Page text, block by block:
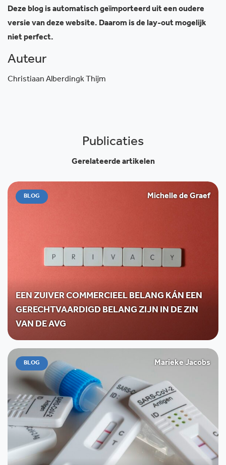
Deze blog is automatisch geïmporteerd uit een oudere
versie van deze website. Daarom is de lay-out mogelijk
niet perfect.
Auteur
Christiaan Alberdingk Thijm
Publicaties
Gerelateerde artikelen
BLOG Michelle de Graef
EEN ZUIVER COMMERCIEEL BELANG KÁN EEN
GERECHTVAARDIGD BELANG ZIJN IN DE ZIN
VAN DE AVG
BLOG Marieke Jacobs